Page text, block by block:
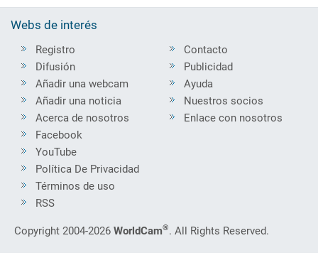
Webs de interés
Registro
Difusión
Añadir una webcam
Añadir una noticia
Acerca de nosotros
Contacto
Publicidad
Ayuda
Nuestros socios
Enlace con nosotros
Facebook
YouTube
Política De Privacidad
Términos de uso
RSS
Copyright 2004-2026 WorldCam®. All Rights Reserved.